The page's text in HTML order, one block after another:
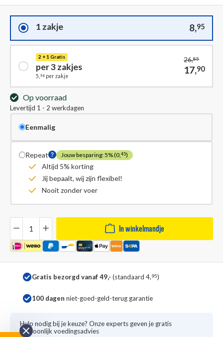
Op voorraad
Levertijd 1 - 2 werkdagen
1 zakje 8,95
2 + 1 Gratis
per 3 zakjes
5,96 per zakje
26,85
17,90
Eenmalig
Repeat Jouw besparing: 5% (0, 45)
Altijd 5% korting
Jij bepaalt, wij zijn flexibel!
Nooit zonder voer
In winkelmandje
Gratis bezorgd vanaf 49,- (standaard 4,95)
100 dagen niet-goed-geld-terug garantie
Hulp nodig bij je keuze? Onze experts geven je gratis
persoonlijk voedingsadvies